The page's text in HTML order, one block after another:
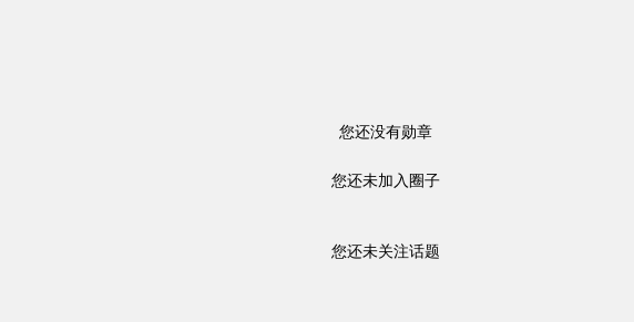
您还没有勋章
您还未加入圈子
您还未关注话题